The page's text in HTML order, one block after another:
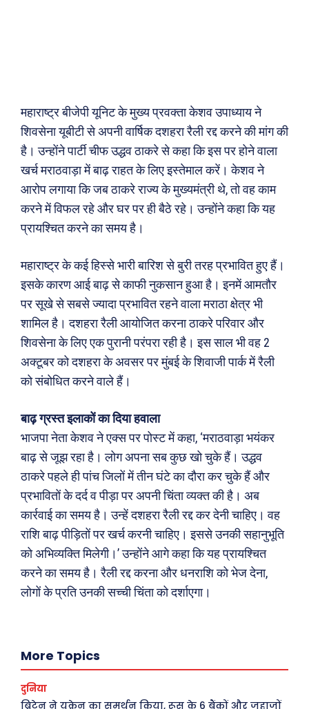
Type here... Search
छत्तीसगढ़
दुनिया
आज का कार्टून
महाराष्ट्र बीजेपी यूनिट के मुख्य प्रवक्ता केशव उपाध्याय ने
शिवसेना यूबीटी से अपनी वार्षिक दशहरा रैली रद्द करने की मांग की
है। उन्होंने पार्टी चीफ उद्धव ठाकरे से कहा कि इस पर होने वाला
खर्च मराठवाड़ा में बाढ़ राहत के लिए इस्तेमाल करें। केशव ने
आरोप लगाया कि जब ठाकरे राज्य के मुख्यमंत्री थे, तो वह काम
करने में विफल रहे और घर पर ही बैठे रहे। उन्होंने कहा कि यह
प्रायश्चित करने का समय है।
महाराष्ट्र के कई हिस्से भारी बारिश से बुरी तरह प्रभावित हुए हैं।
इसके कारण आई बाढ़ से काफी नुकसान हुआ है। इनमें आमतौर
पर सूखे से सबसे ज्यादा प्रभावित रहने वाला मराठा क्षेत्र भी
शामिल है। दशहरा रैली आयोजित करना ठाकरे परिवार और
शिवसेना के लिए एक पुरानी परंपरा रही है। इस साल भी वह 2
अक्टूबर को दशहरा के अवसर पर मुंबई के शिवाजी पार्क में रैली
को संबोधित करने वाले हैं।
बाढ़ ग्रस्त इलाकों का दिया हवाला
भाजपा नेता केशव ने एक्स पर पोस्ट में कहा, ‘मराठवाड़ा भयंकर
बाढ़ से जूझ रहा है। लोग अपना सब कुछ खो चुके हैं। उद्धव
ठाकरे पहले ही पांच जिलों में तीन घंटे का दौरा कर चुके हैं और
प्रभावितों के दर्द व पीड़ा पर अपनी चिंता व्यक्त की है। अब
कार्रवाई का समय है। उन्हें दशहरा रैली रद्द कर देनी चाहिए। वह
राशि बाढ़ पीड़ितों पर खर्च करनी चाहिए। इससे उनकी सहानुभूति
को अभिव्यक्ति मिलेगी।’ उन्होंने आगे कहा कि यह प्रायश्चित
करने का समय है। रैली रद्द करना और धनराशि को भेज देना,
लोगों के प्रति उनकी सच्ची चिंता को दर्शाएगा।
More Topics
दुनिया
ब्रिटेन ने यूक्रेन का समर्थन किया, रूस के 6 बैंकों और जहाजों